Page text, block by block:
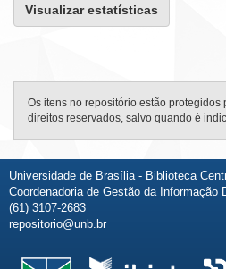
Visualizar estatísticas
Os itens no repositório estão protegidos
direitos reservados, salvo quando é
Universidade de Brasília - Biblioteca
Coordenadoria de Gestão da Informação
(61) 3107-2683
repositorio@unb.br